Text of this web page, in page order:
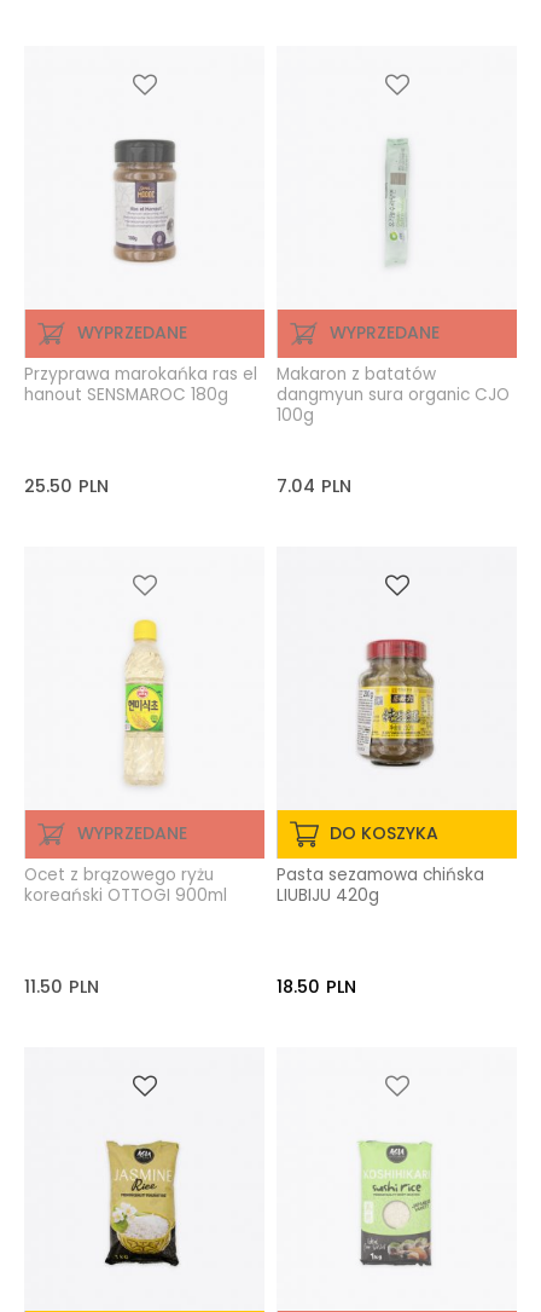
WYPRZEDANE
Przyprawa marokańka ras el
hanout SENSMAROC 180g
25.50 PLN
WYPRZEDANE
Makaron z batatów
dangmyun sura organic CJO
100g
7.04 PLN
WYPRZEDANE
Ocet z brązowego ryżu
koreański OTTOGI 900ml
11.50 PLN
DO KOSZYKA
Pasta sezamowa chińska
LIUBIJU 420g
18.50 PLN